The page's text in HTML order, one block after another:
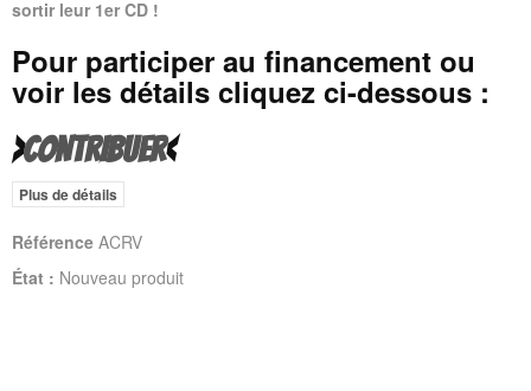
sortir leur 1er CD !
Pour participer au financement ou
voir les détails cliquez ci-dessous :
>CONTRIBUER<
Plus de détails
Référence ACRV
État : Nouveau produit